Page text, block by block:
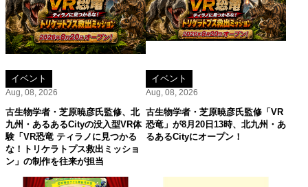
イベント
Aug, 08, 2026
古生物学者・芝原暁彦氏監修、北
九州・あるあるCityの没入型VR体
験「VR恐竜 ティラノに見つかる
な！トリケラトプス救出ミッショ
ン」の制作を往来が担当
イベント
Aug, 08, 2026
古生物学者・芝原暁彦氏監修「VR
恐竜」が8月20日13時、北九州・あ
るあるCityにオープン！